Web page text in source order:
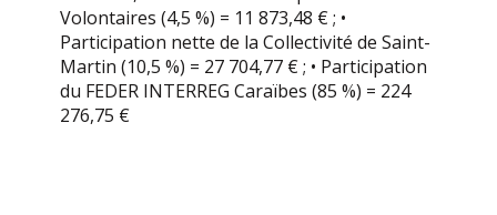
Volontaires (4,5 %) = 11 873,48 € ; •
Participation nette de la Collectivité de Saint-
Martin (10,5 %) = 27 704,77 € ; • Participation
du FEDER INTERREG Caraïbes (85 %) = 224
276,75 €